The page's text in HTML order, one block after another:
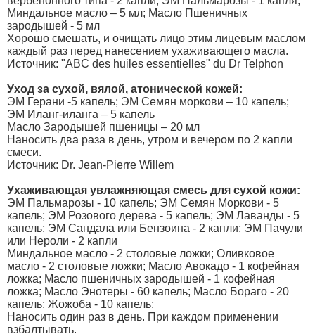
Миндальное масло – 5 мл; Масло Пшеничных
зародышей - 5 мл
Хорошо смешать, и очищать лицо этим лицевым маслом
каждый раз перед нанесением ухаживающего масла.
Источник: "ABC des huiles essentielles" du Dr Telphon
Уход за сухой, вялой, атонической кожей:
ЭМ Герани -5 капель; ЭМ Семян моркови – 10 капель;
ЭМ Иланг-иланга – 5 капель
Масло Зародышей пшеницы – 20 мл
Наносить два раза в день, утром и вечером по 2 капли
смеси.
Источник: Dr. Jean-Pierre Willem
Ухаживающая увлажняющая смесь для сухой кожи:
ЭМ Пальмарозы - 10 капель; ЭМ Семян Моркови - 5
капель; ЭМ Розового дерева - 5 капель; ЭМ Лаванды - 5
капель; ЭМ Сандала или Бензоина - 2 капли; ЭМ Пачули
или Нероли - 2 капли
Миндальное масло - 2 столовые ложки; Оливковое
масло - 2 столовые ложки; Масло Авокадо - 1 кофейная
ложка; Масло пшеничных зародышей - 1 кофейная
ложка; Масло Энотеры - 60 капель; Масло Бораго - 20
капель; Жожоба - 10 капель;
Наносить один раз в день. При каждом применении
взбалтывать.